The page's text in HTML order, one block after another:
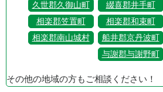
久世郡久御山町 綴喜郡井手町
相楽郡笠置町
相楽郡和束町
相楽郡南山城村
船井郡京丹波町
与謝郡与謝野町
その他の地域の方もご相談ください！